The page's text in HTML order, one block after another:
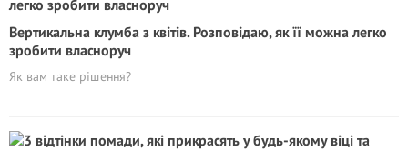
Вертикальна клумба з квітів. Розповідаю, як її можна легко
зробити власноруч
Як вам таке рішення?